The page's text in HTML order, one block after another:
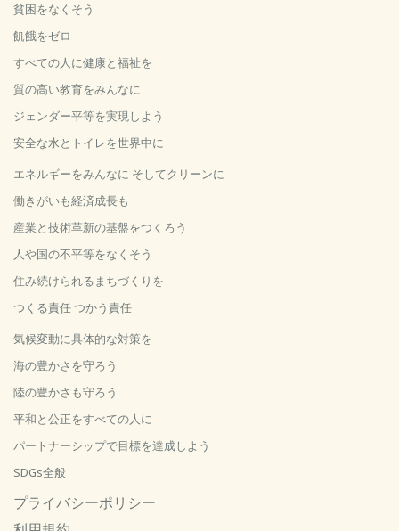
貧困をなくそう
飢餓をゼロ
すべての人に健康と福祉を
質の高い教育をみんなに
ジェンダー平等を実現しよう
安全な水とトイレを世界中に
エネルギーをみんなに そしてクリーンに
働きがいも経済成長も
産業と技術革新の基盤をつくろう
人や国の不平等をなくそう
住み続けられるまちづくりを
つくる責任 つかう責任
気候変動に具体的な対策を
海の豊かさを守ろう
陸の豊かさも守ろう
平和と公正をすべての人に
パートナーシップで目標を達成しよう
SDGs全般
プライバシーポリシー